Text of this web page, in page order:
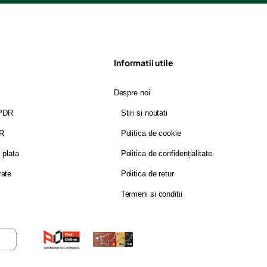
plata
Informatii utile
Despre noi
Stiri si noutati
Politica de cookie
Politica de confidențialitate
Politica de retur
Termeni si conditii